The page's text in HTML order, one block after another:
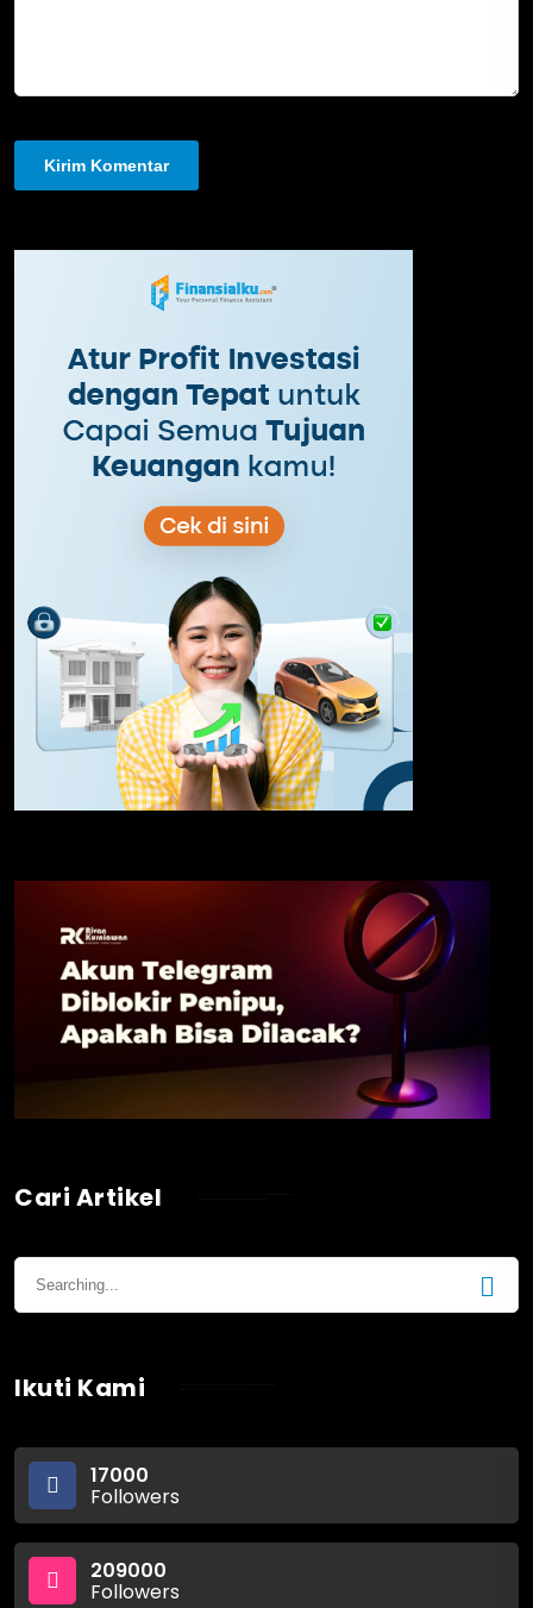
Cari Artikel
Ikuti Kami
17000
Followers
209000
Followers